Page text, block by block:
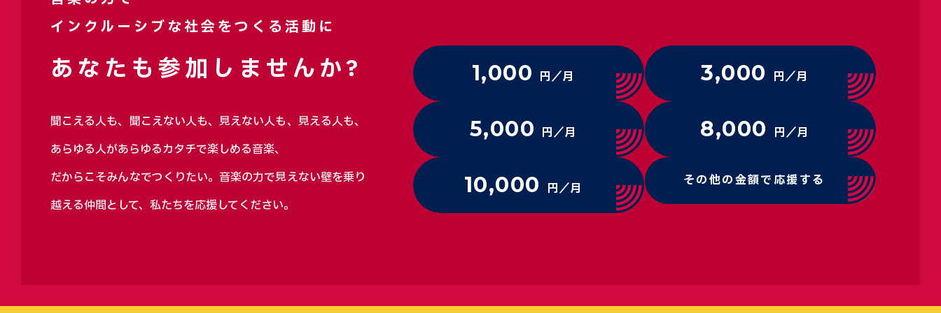
インクルーシブな社会をつくる活動に
あなたも参加しませんか?
聞こえる人も、聞こえない人も、見えない人も、見える人も、
あらゆる人があらゆるカタチで楽しめる音楽、
だからこそみんなでつくりたい。音楽の力で見えない壁を乗り
越える仲間として、私たちを応援してください。
1,000 円／月 3,000 円／月
5,000 円／月 8,000 円／月
10,000 円／月 その他の金額で応援する